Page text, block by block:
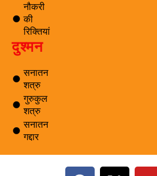
नौकरी
की
रिक्तियां
दुश्मन
सनातन
शत्रु
गुरुकुल
शत्रु
सनातन
गद्दार